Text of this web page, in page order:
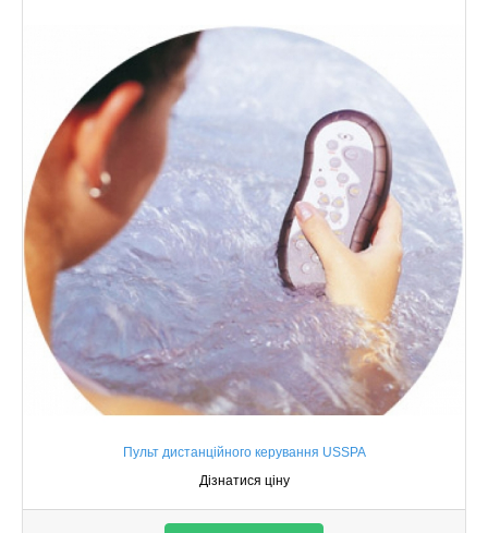
Пульт дистанційного керування USSPA
Дізнатися ціну